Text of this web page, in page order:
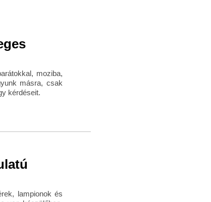
moziba,
másra, csak
kérdéseit.
lampionok és